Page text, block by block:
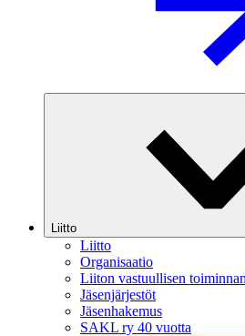
Liitto
Liitto
Organisaatio
Liiton vastuullisen
Jäsenjärjestöt
Jäsenhakemus
SAKL ry 40 vuotta